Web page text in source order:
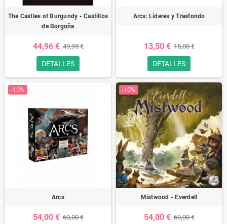
The Castles of Burgundy - Castillos
de Borgoña
44,96 € 49,95 €
DETALLES
Arcs: Líderes y Trasfondo
13,50 € 15,00 €
DETALLES
-10%
Arcs
54,00 € 60,00 €
-10%
Mistwood - Everdell
54,00 € 60,00 €